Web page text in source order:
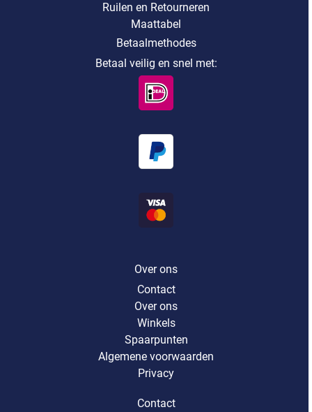
Ruilen en Retourneren
Maattabel
Betaalmethodes
Betaal veilig en snel met:
Over ons
Contact
Over ons
Winkels
Spaarpunten
Algemene voorwaarden
Privacy
Contact